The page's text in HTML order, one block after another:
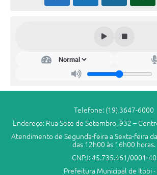
Telefone: (19) 3647-6000
Endereço: Rua Sete de Setembro, 932 –
Atendimento de Segunda-feira a Sexta-feira
das 12h00 às 16h00 horas.
CNPJ: 45.735.461/0001-40
Prefeitura Municipal de Itobi -